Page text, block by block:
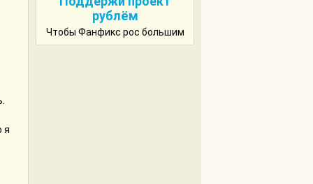
я
рублём
Чтобы Фанфикс рос большим